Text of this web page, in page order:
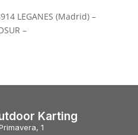
LEGANES (Madrid) –
–
Karting
1